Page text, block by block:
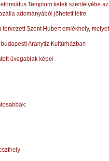
Templom keleti szentélyébe
adományából jöhetett létre
Szent Hubert emlékhely,
Aranytíz Kultúrházban
üvegablak képei